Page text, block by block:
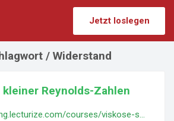
Jetzt loslegen
/ Widerstand
Reynolds-Zahlen
https://engineering.lecturize.com/courses/viskose-stroemungen/lessons/stroemungen-kleiner-reynolds-zahlen